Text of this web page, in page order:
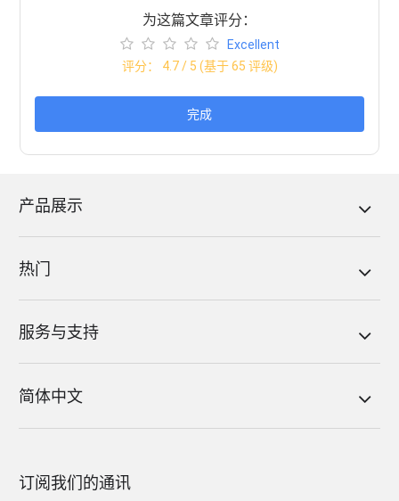
为这篇文章评分：
Excellent
评分： 4.7/ 5 (基于65 评级)
完成
产品展示
热门
服务与支持
简体中文
订阅我们的通讯